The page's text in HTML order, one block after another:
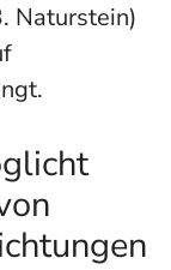
Naturstein)